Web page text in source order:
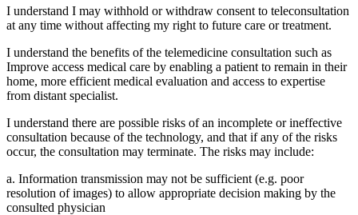
I understand I may withhold or withdraw consent to teleconsultation
at any time without affecting my right to future care or treatment.
I understand the benefits of the telemedicine consultation such as
Improve access medical care by enabling a patient to remain in their
home, more efficient medical evaluation and access to expertise
from distant specialist.
I understand there are possible risks of an incomplete or ineffective
consultation because of the technology, and that if any of the risks
occur, the consultation may terminate. The risks may include:
a. Information transmission may not be sufficient (e.g. poor
resolution of images) to allow appropriate decision making by the
consulted physician